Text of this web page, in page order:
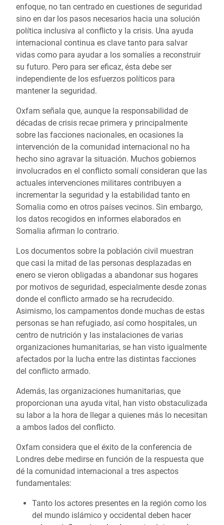
enfoque, no tan centrado en cuestiones de seguridad
sino en dar los pasos necesarios hacia una solución
política inclusiva al conflicto y la crisis. Una ayuda
internacional continua es clave tanto para salvar
vidas como para ayudar a los somalíes a reconstruir
su futuro. Pero para ser eficaz, ésta debe ser
independiente de los esfuerzos políticos para
mantener la seguridad.
Oxfam señala que, aunque la responsabilidad de
décadas de crisis recae primera y principalmente
sobre las facciones nacionales, en ocasiones la
intervención de la comunidad internacional no ha
hecho sino agravar la situación. Muchos gobiernos
involucrados en el conflicto somalí consideran que las
actuales intervenciones militares contribuyen a
incrementar la seguridad y la estabilidad tanto en
Somalia como en otros países vecinos. Sin embargo,
los datos recogidos en informes elaborados en
Somalia afirman lo contrario.
Los documentos sobre la población civil muestran
que casi la mitad de las personas desplazadas en
enero se vieron obligadas a abandonar sus hogares
por motivos de seguridad, especialmente desde zonas
donde el conflicto armado se ha recrudecido.
Asimismo, los campamentos donde muchas de estas
personas se han refugiado, así como hospitales, un
centro de nutrición y las instalaciones de varias
organizaciones humanitarias, se han visto igualmente
afectados por la lucha entre las distintas facciones
del conflicto armado.
Además, las organizaciones humanitarias, que
proporcionan una ayuda vital, han visto obstaculizada
su labor a la hora de llegar a quienes más lo necesitan
a ambos lados del conflicto.
Oxfam considera que el éxito de la conferencia de
Londres debe medirse en función de la respuesta que
dé la comunidad internacional a tres aspectos
fundamentales:
Tanto los actores presentes en la región como los
del mundo islámico y occidental deben hacer